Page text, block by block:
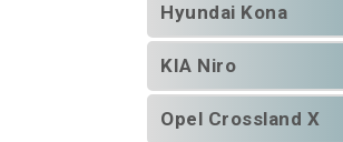
Hyundai Kona
KIA Niro
Opel Crossland X